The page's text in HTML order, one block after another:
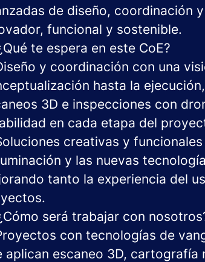
de diseño, coordinación
funcional y sostenible.
te espera en este CoE?
y coordinación con una
hasta la
3D e inspecciones con
en cada etapa del
creativas y
y las nuevas
tanto la experiencia del
será trabajar con
con tecnologías de
aplican escaneo 3D, cartografía